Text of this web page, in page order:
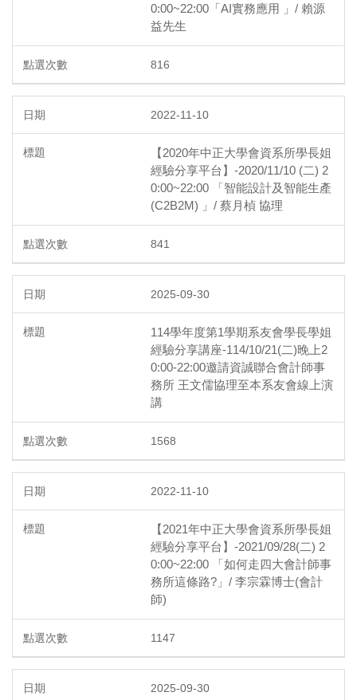
0:00~22:00「AI實務應用 」/ 賴源
益先生
816
2022-11-10
【2020年中正大學會資系所學長姐
經驗分享平台】-2020/11/10 (二) 2
0:00~22:00 「智能設計及智能生產
(C2B2M) 」/ 蔡月楨 協理
841
2025-09-30
114學年度第1學期系友會學長學姐
經驗分享講座-114/10/21(二)晚上2
0:00-22:00邀請資誠聯合會計師事
務所 王文儒協理至本系友會線上演
講
1568
2022-11-10
【2021年中正大學會資系所學長姐
經驗分享平台】-2021/09/28(二) 2
0:00~22:00 「如何走四大會計師事
務所這條路?」/ 李宗霖博士(會計
師)
1147
2025-09-30